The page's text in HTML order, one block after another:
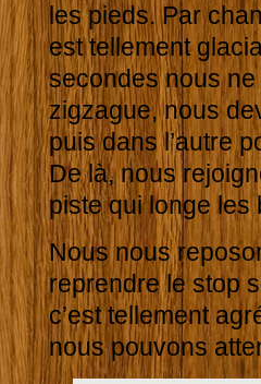
les pieds. Par
est tellement
secondes nous
zigzague, nous
puis dans l’autre
De là, nous
piste qui longe les
Nous nous
reprendre le stop
c’est tellement
nous pouvons